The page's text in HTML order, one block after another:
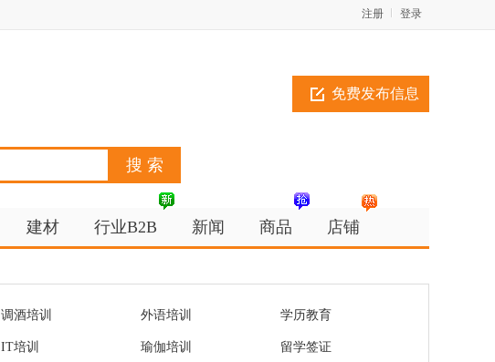
登录
注册
免费发布信息
建材 行业B2B 新闻 商品 店铺
调酒培训 外语培训 学历教育
IT培训 瑜伽培训 留学签证